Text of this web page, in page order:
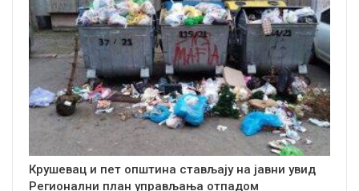
Крушевац и пет општина стављају на јавни увид
Регионални план управљања отпадом